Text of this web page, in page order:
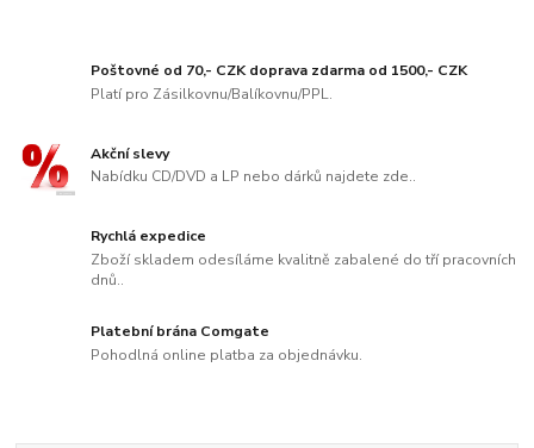
Poštovné od 70,- CZK doprava zdarma od 1500,- CZK
Platí pro Zásilkovnu/Balíkovnu/PPL.
Akční slevy
Nabídku CD/DVD a LP nebo dárků najdete zde..
Rychlá expedice
Zboží skladem odesíláme kvalitně zabalené do tří pracovních
dnů..
Platební brána Comgate
Pohodlná online platba za objednávku.